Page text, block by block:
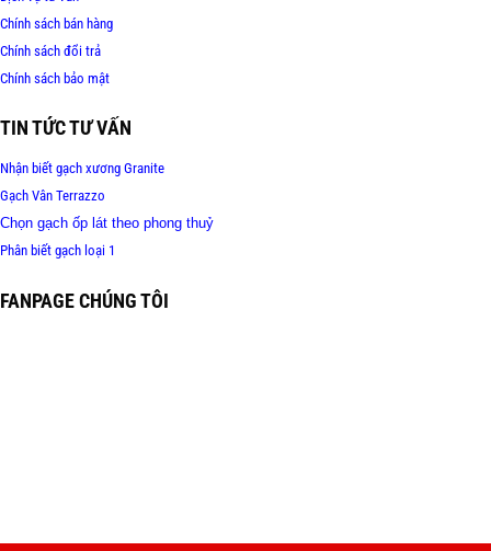
Chính sách bán hàng
Chính sách đổi trả
Chính sách bảo mật
TIN TỨC TƯ VẤN
Nhận biết gạch xương Granite
Gạch Vân Terrazzo
Chọn gạch ốp lát theo phong thuỷ
Phân biết gạch loại 1
FANPAGE CHÚNG TÔI